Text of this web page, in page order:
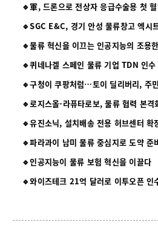
🔹軍, 드론으로 전상자 응급수술용 첫
🔹SGC E&C, 경기 안성 물류창고 엑시
🔹물류 혁신을 이끄는 인공지능의 조용
🔹퀴네나겔 스페인 물류 기업 TDN 인수
🔹구청이 쿠팡처럼…토이 딜리버리, 주
🔹로지스올-라퓨타로보, 물류 협력 본격
🔹유진소닉, 설치배송 전용 허브센터 확
🔹파라과이 남미 물류 중심지로 도약 준
🔹인공지능이 물류 보험 혁신을 이끌다
🔹와이즈테크 21억 달러로 이투오픈 인